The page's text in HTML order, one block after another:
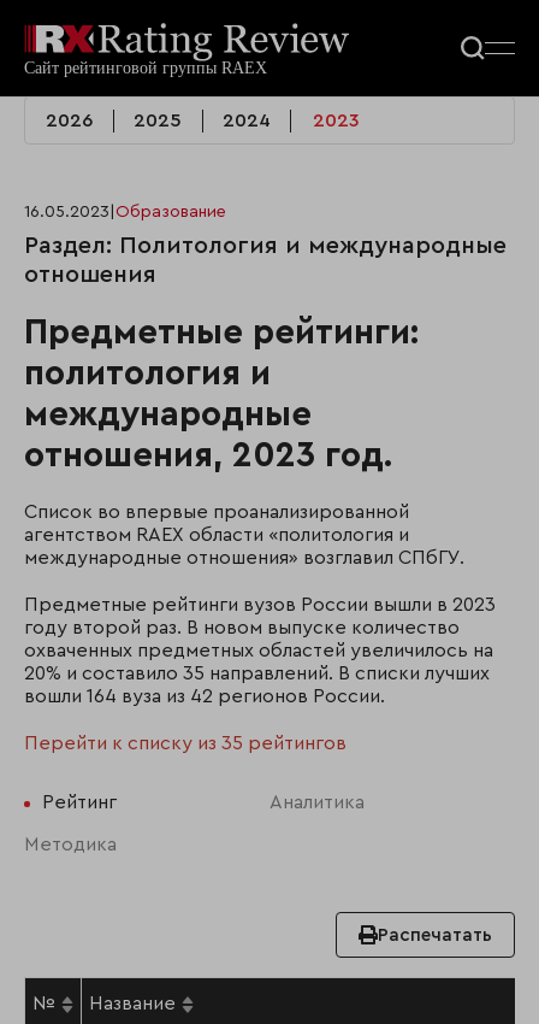
2026 2025 2024 2023
16.05.2023 Образование
Раздел: Политология и международные
отношения
Предметные рейтинги:
политология и
международные
отношения, 2023 год.
Список во впервые проанализированной
агентством RAEX области «политология и
международные отношения» возглавил СПбГУ.
Предметные рейтинги вузов России вышли в 2023
году второй раз. В новом выпуске количество
охваченных предметных областей увеличилось на
20% и составило 35 направлений. В списки лучших
вошли 164 вуза из 42 регионов России.
Перейти к списку из 35 рейтингов
Рейтинг Аналитика
Методика
Распечатать
№ Название